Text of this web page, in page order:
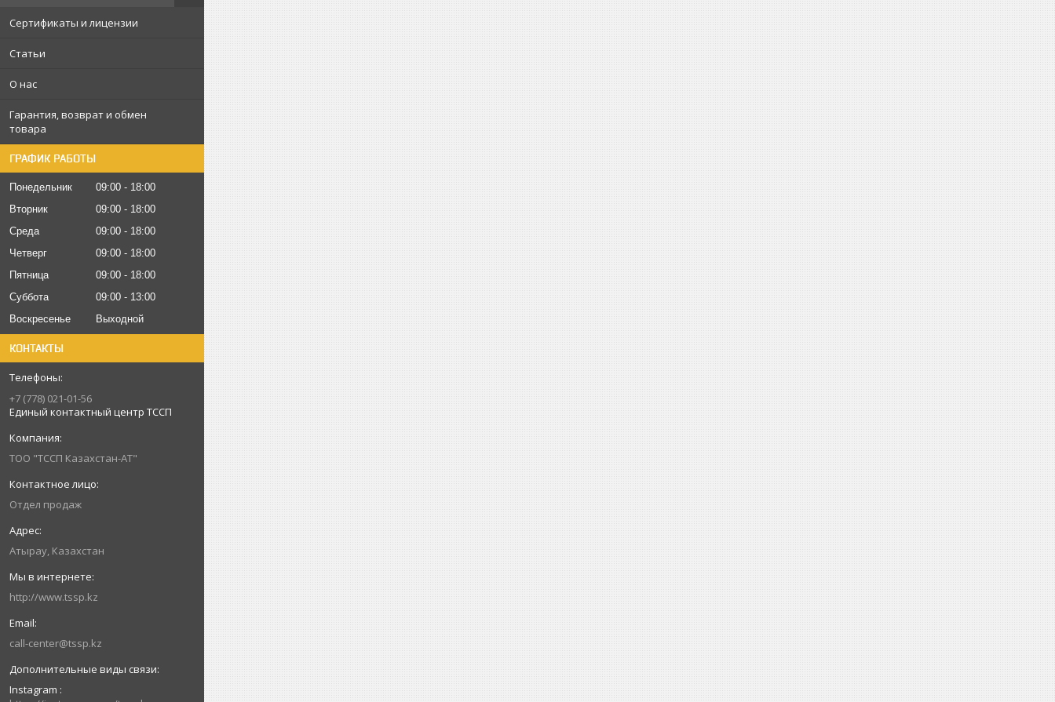
Сертификаты и лицензии
Статьи
О нас
Гарантия, возврат и обмен
товара
ГРАФИК РАБОТЫ
Понедельник 09:00
18:00
Вторник
09:00
18:00
Среда
09:00
18:00
Четверг
09:00
18:00
Пятница
09:00
18:00
Суббота
09:00
13:00
Воскресенье
Выходной
КОНТАКТЫ
+7 (778) 021-01-56
Единый контактный центр ТССП
ТОО "ТССП Казахстан-АТ"
Отдел продаж
Атырау, Казахстан
http://www.tssp.kz
call-center@tssp.kz
Instagram